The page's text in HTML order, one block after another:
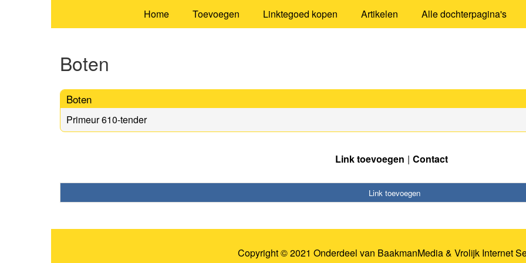
Home Toevoegen Linktegoed kopen Artikelen Alle dochterpagina's
Boten
Boten
Primeur 610-tender
Link toevoegen Contact
Link toevoegen
Copyright © 2021 Onderdeel van BaakmanMedia& Vrolijk Internet